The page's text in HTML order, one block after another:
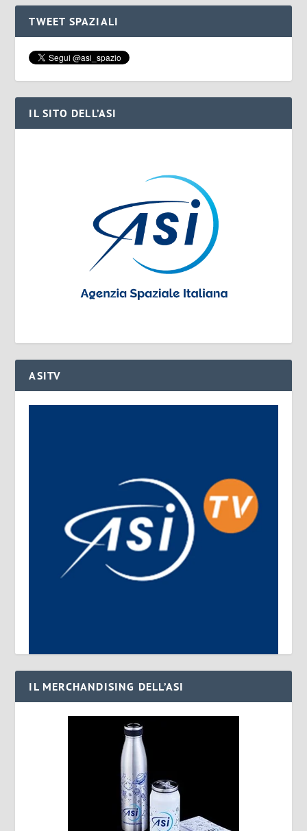
TWEET SPAZIALI
IL SITO DELL’ASI
ASITV
IL MERCHANDISING DELL’ASI